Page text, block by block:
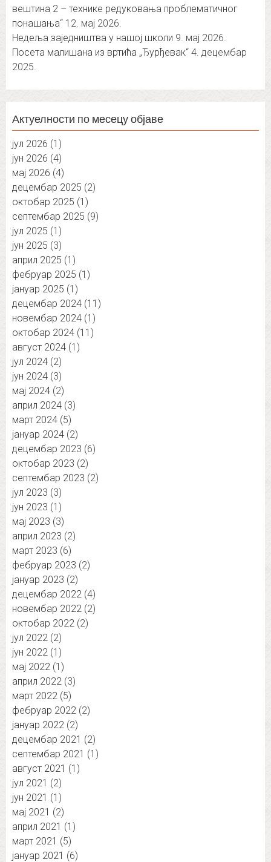
вештина 2 – технике редуковања проблематичног
понашања“ 12. мај 2026.
Недеља заједништва у нашој школи 9. мај 2026.
Посета малишана из вртића „Ђурђевак“ 4. децембар
2025.
Актуелности по месецу објаве
јул 2026 (1)
јун 2026 (4)
мај 2026 (4)
децембар 2025 (2)
октобар 2025 (1)
септембар 2025 (9)
јул 2025 (1)
јун 2025 (3)
април 2025 (1)
фебруар 2025 (1)
јануар 2025 (1)
децембар 2024 (11)
новембар 2024 (1)
октобар 2024 (11)
август 2024 (1)
јул 2024 (2)
јун 2024 (3)
мај 2024 (2)
април 2024 (3)
март 2024 (5)
јануар 2024 (2)
децембар 2023 (6)
октобар 2023 (2)
септембар 2023 (2)
јул 2023 (3)
јун 2023 (1)
мај 2023 (3)
април 2023 (2)
март 2023 (6)
фебруар 2023 (2)
јануар 2023 (2)
децембар 2022 (4)
новембар 2022 (2)
октобар 2022 (2)
јул 2022 (2)
јун 2022 (1)
мај 2022 (1)
април 2022 (3)
март 2022 (5)
фебруар 2022 (2)
јануар 2022 (2)
децембар 2021 (2)
септембар 2021 (1)
август 2021 (1)
јул 2021 (2)
јун 2021 (1)
мај 2021 (2)
април 2021 (1)
март 2021 (5)
јануар 2021 (6)